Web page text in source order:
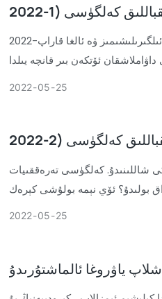
2022-يىلىنىڭ بىرىنچى پەسلى ئۆتۈپ كەتتى ، ۋاقىت توختاپ قالمايدۇ ، چۈنكى ئۆي قۇرۇلۇش ماتېرىياللىرى سانائىتى «قىيىنچىلىق» قا دۇچ كەلمەكتە. بىز يەنىلا داۋاملىق ئالغا ئىلگىرىلىشىمىز ۋە ئالغا قاراپ
ئۆتكەن بىر قانچە يىلدا
2022 05 25
شاللىنىدۇ. كەلگۈسى تەرەققىيات
بولىدۇ؟ ئۆي نېمە بولۇشى كېرەك
2022 05 25
ياۋروغا ئالماشتۇرىدۇ